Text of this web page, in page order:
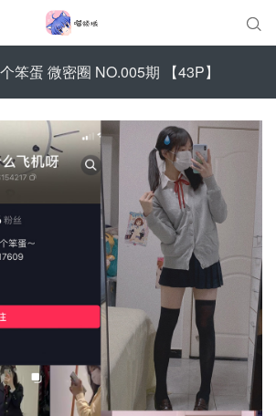

笨蛋 微密圈 NO.005期 【43P】